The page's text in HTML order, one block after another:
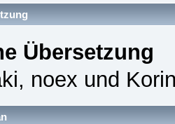
Übersetzung
noex und